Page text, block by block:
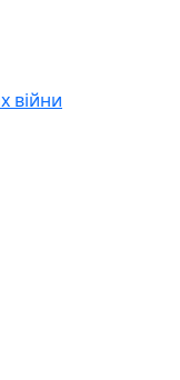
війни